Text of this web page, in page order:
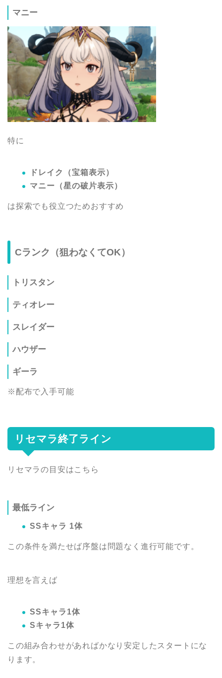
マニー
特に
ドレイク（宝箱表示）
マニー（星の破片表示）
は探索でも役立つためおすすめ
Cランク（狙わなくてOK）
トリスタン
ティオレー
スレイダー
ハウザー
ギーラ
※配布で入手可能
リセマラ終了ライン
リセマラの目安はこちら
最低ライン
SSキャラ 1体
この条件を満たせば序盤は問題なく進行可能です。
理想を言えば
SSキャラ1体
Sキャラ1体
この組み合わせがあればかなり安定したスタートにな
ります。